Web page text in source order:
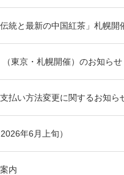
統と最新の中国紅茶」札幌開
東京・札幌開催）のお知らせ
払い方法変更に関するお知ら
年6月上旬）
内